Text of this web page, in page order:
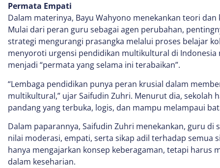
Permata Empati
Dalam materinya, Bayu Wahyono menekankan teori
Mulai dari peran guru sebagai agen perubahan,
strategi mengurangi prasangka melalui proses belajar
menyoroti urgensi pendidikan multikultural di Indonesia
menjadi “permata yang selama ini terabaikan”.
“Lembaga pendidikan punya peran krusial dalam
multikultural,” ujar Saifudin Zuhri. Menurut dia, sekolah
pandang yang terbuka, logis, dan mampu melampaui
Dalam paparannya, Saifudin Zuhri menekankan, guru
nilai moderasi, empati, serta sikap adil terhadap semua
hanya mengajarkan konsep keberagaman, tetapi harus
dalam keseharian.